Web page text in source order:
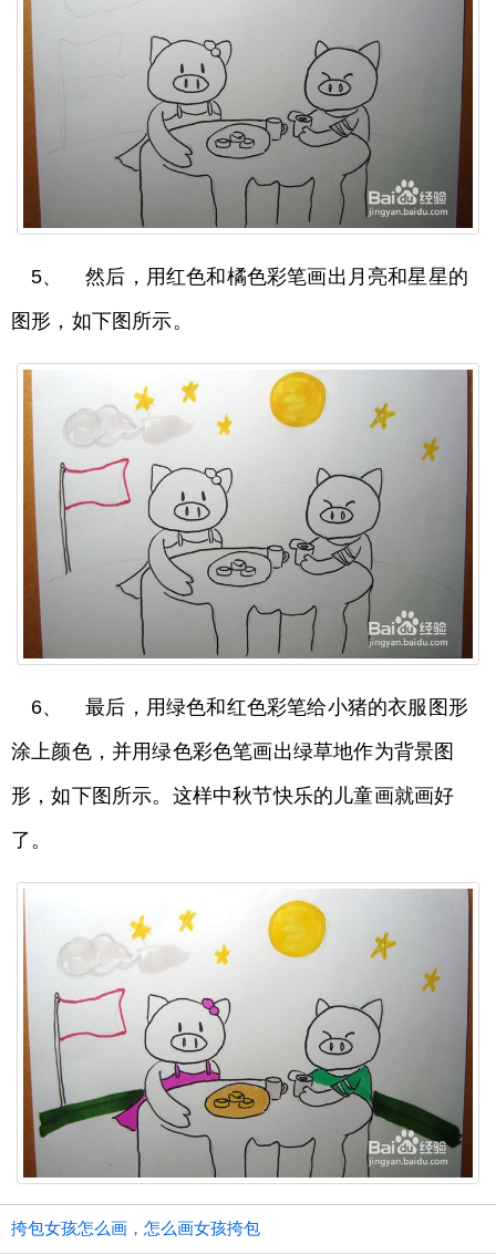
5、 然后，用红色和橘色彩笔画出月亮和星星的
图形，如下图所示。
6、 最后，用绿色和红色彩笔给小猪的衣服图形
涂上颜色，并用绿色彩色笔画出绿草地作为背景图
形，如下图所示。这样中秋节快乐的儿童画就画好
了。
挎包女孩怎么画，怎么画女孩挎包